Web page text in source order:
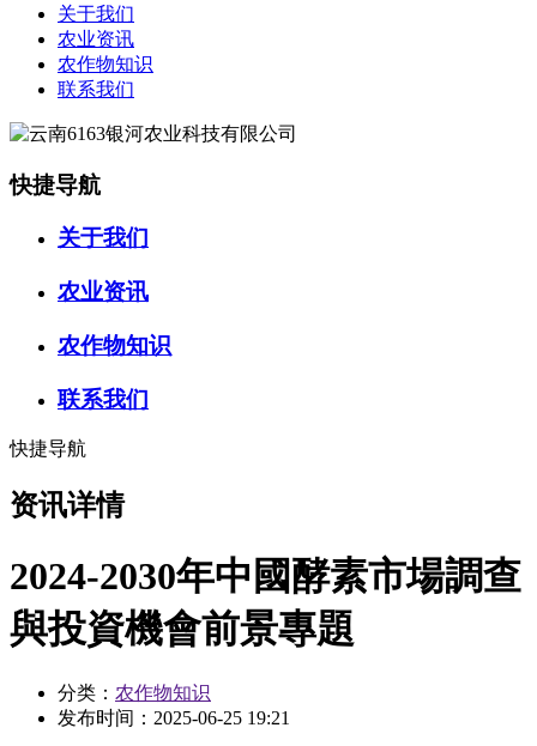
关于我们
农业资讯
农作物知识
联系我们
快捷导航
关于我们
农业资讯
农作物知识
联系我们
快捷导航
资讯详情
2024-2030年中國酵素市場調查
與投資機會前景專題
分类： 农作物知识
发布时间： 2025-06-25 19:21